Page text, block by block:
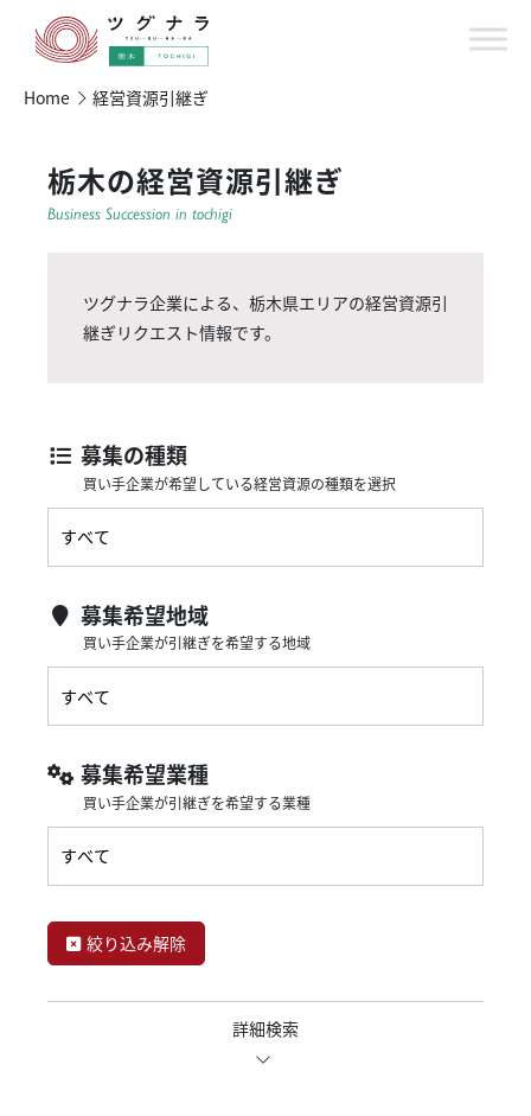
Home 経営資源引継ぎ
栃木の経営資源引継ぎ
Business Succession in tochigi
ツグナラ企業による、栃木県エリアの経営資源引
継ぎリクエスト情報です。
募集の種類
買い手企業が希望している経営資源の種類を選択
募集希望地域
買い手企業が引継ぎを希望する地域
募集希望業種
買い手企業が引継ぎを希望する業種
絞り込み解除
詳細検索